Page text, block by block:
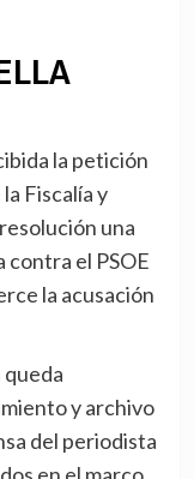
Fiscalía y
una
contra el PSOE
la acusación
y archivo
del periodista